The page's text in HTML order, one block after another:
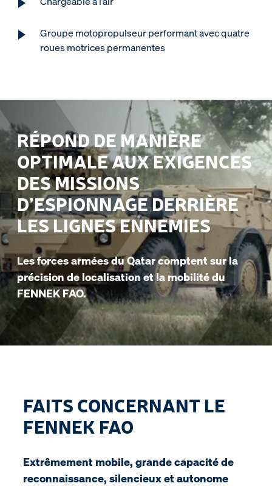
Groupe motopropulseur performant avec quatre
roues motrices permanentes
RÉPOND DE MANIÈRE
OPTIMALE AUX EXIGENCES
DES MISSIONS
D’ESPIONNAGE DERRIÈRE
LES LIGNES ENNEMIES
Les forces armées du Qatar comptent sur la
précision de localisation et la mobilité du
FENNEK FAO.
FAITS CONCERNANT LE
FENNEK FAO
Extrêmement mobile, grande capacité de
reconnaissance, silencieux et autonome